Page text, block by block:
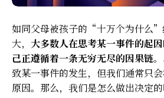
如同父母被孩子的“十万个为什么”
大， 大多数人在思考某一事件的起
己正遵循着一条无穷无尽的因果链
致某一事件的发生，但我们通常只
原因。那么，我们是怎么做出决定的